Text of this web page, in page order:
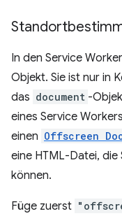
In den Service
Objekt. Sie ist nur in
das document -
eines Service
einen Offscreen
eine HTML-Datei,
können.
Füge zuerst